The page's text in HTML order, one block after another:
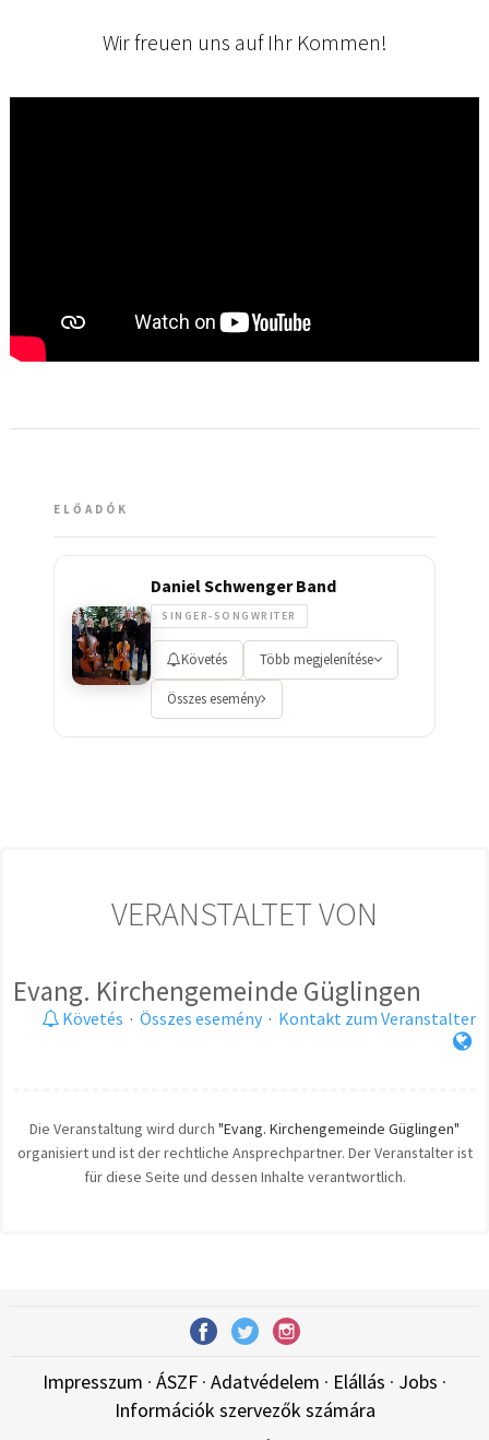
Wir freuen uns auf Ihr Kommen!
ELŐADÓK
Daniel Schwenger Band
SINGER-SONGWRITER
Követés Több megjelenítése
Összes esemény
VERANSTALTET VON
Evang. Kirchengemeinde Güglingen
Követés · Összes esemény · Kontakt zum Veranstalter
Die Veranstaltung wird durch "Evang. Kirchengemeinde Güglingen"
organisiert und ist der rechtliche Ansprechpartner. Der Veranstalter ist
für diese Seite und dessen Inhalte verantwortlich.
Impresszum · ÁSZF · Adatvédelem · Elállás · Jobs ·
Információk szervezők számára